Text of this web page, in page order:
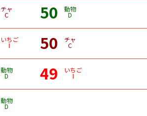
チャ
C 50 動物
D
いちご
I 50 チャ
C
動物
D 49 いちご
I
動物
D